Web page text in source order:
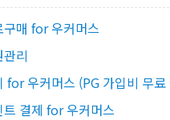
매 for 우커머스
리
for 우커머스 (PG 가입비 무료
결제 for 우커머스